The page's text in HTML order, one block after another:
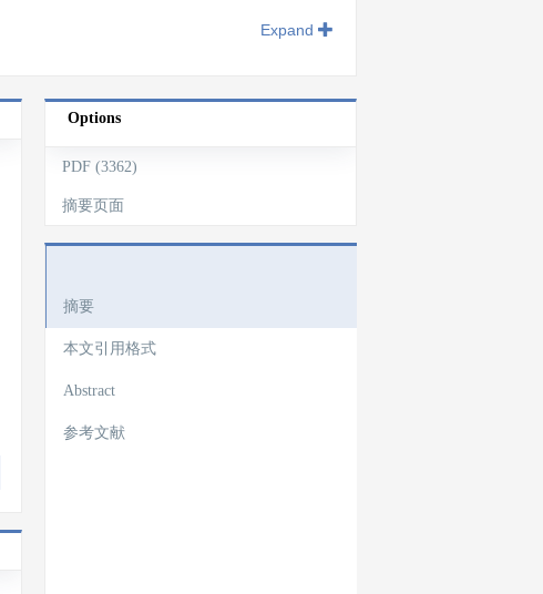
Expand
Options
PDF (3362)
摘要页面
摘要
本文引用格式
Abstract
参考文献